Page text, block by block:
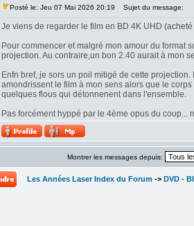
Posté le: Jeu 07 Mai 2026 20:19 Sujet du message:
Je viens de regarder le film en BD 4K UHD
Pour commencer et malgré mon amour du format
projection. Au contraire,un bon 2.40 aurait à mon
Enfn bref, je sors un poil mitigé de cette
amondrissent le film à mon sens alors que le
quelques flous qui détonnenent dans l'ensemble.
Pas forcément hyppé par le 4ème opus du
Montrer les messages depuis:
Les Années Laser Index du Forum -> DVD -